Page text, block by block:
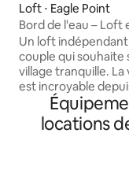
Loft ⋅ Eagle Point
Bord de l'eau – Loft
Un loft
couple qui souhaite
village tranquille. La
est incroyable
très confortable. Le Beachside Loft est
entièrement
solaire !
locations